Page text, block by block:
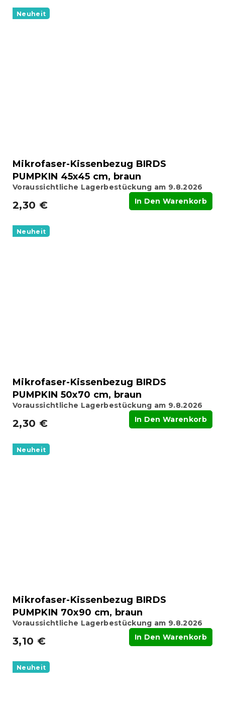
Neuheit
Mikrofaser-Kissenbezug BIRDS
PUMPKIN 45x45 cm, braun
Voraussichtliche Lagerbestückung am 9.8.2026
2,30 € In Den Warenkorb
Neuheit
Mikrofaser-Kissenbezug BIRDS
PUMPKIN 50x70 cm, braun
Voraussichtliche Lagerbestückung am 9.8.2026
2,30 € In Den Warenkorb
Neuheit
Mikrofaser-Kissenbezug BIRDS
PUMPKIN 70x90 cm, braun
Voraussichtliche Lagerbestückung am 9.8.2026
3,10 € In Den Warenkorb
Neuheit